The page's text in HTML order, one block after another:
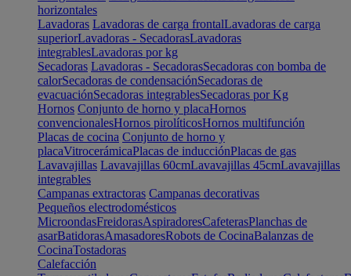
horizontales
Lavadoras Lavadoras de carga frontalLavadoras de carga
superiorLavadoras - SecadorasLavadoras
integrablesLavadoras por kg
Secadoras Lavadoras - SecadorasSecadoras con bomba de
calorSecadoras de condensaciónSecadoras de
evacuaciónSecadoras integrablesSecadoras por Kg
Hornos Conjunto de horno y placaHornos
convencionalesHornos pirolíticosHornos multifunción
Placas de cocina Conjunto de horno y
placaVitrocerámicaPlacas de inducciónPlacas de gas
Lavavajillas Lavavajillas 60cmLavavajillas 45cmLavavajillas
integrables
Campanas extractoras Campanas decorativas
Pequeños electrodomésticos
MicroondasFreidorasAspiradoresCafeterasPlanchas de
asarBatidorasAmasadoresRobots de CocinaBalanzas de
CocinaTostadoras
Calefacción